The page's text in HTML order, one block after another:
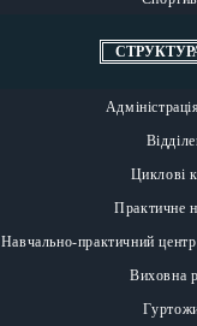
Циклові
Практичне
Навчально-практичний
Виховна